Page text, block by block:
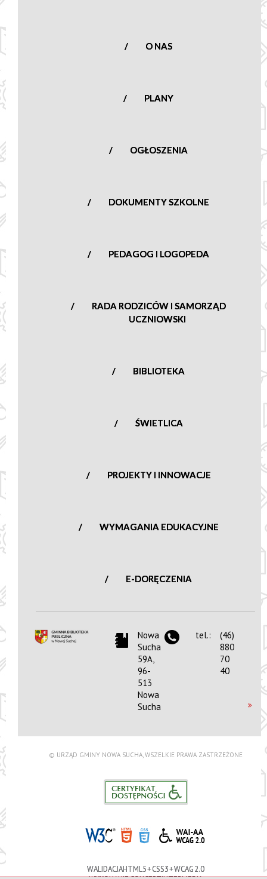
(46) 861 23
O NAS
PLANY
OGŁOSZENIA
DOKUMENTY SZKOLNE
PEDAGOG I LOGOPEDA
RADA RODZICÓW I SAMORZĄD
UCZNIOWSKI
BIBLIOTEKA
ŚWIETLICA
PROJEKTY I INNOWACJE
WYMAGANIA EDUKACYJNE
E-DORĘCZENIA
Nowa
Sucha
59A,
96-
513
Nowa
Sucha
tel.:
(46)
880
70
40
© URZĄD GMINY NOWA SUCHA, WSZELKIE PRAWA ZASTRZEŻONE
WALIDACJA HTML5 + CSS3 + WCAG 2.0